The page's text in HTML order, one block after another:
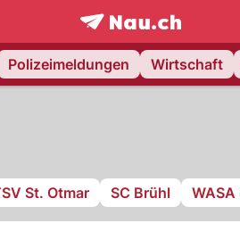
frontpage.NAU.ch
Polizeimeldungen Wirtschaft
St. Otmar SC Brühl WASA